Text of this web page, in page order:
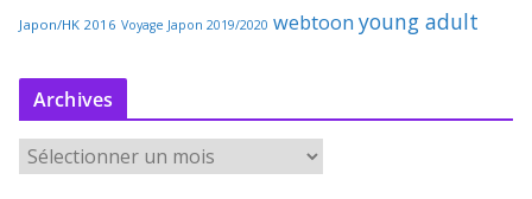
Japon/HK 2016 Voyage Japon 2019/2020 webtoon young adult
Archives